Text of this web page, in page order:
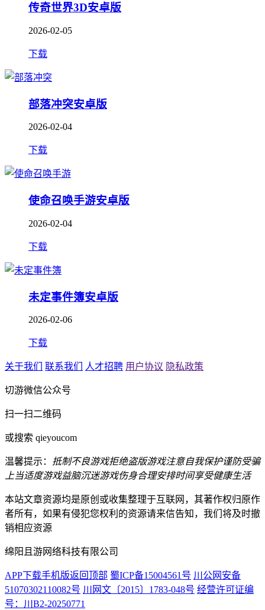
传奇世界3D安卓版
2026-02-05
下载
部落冲突安卓版
2026-02-04
下载
使命召唤手游安卓版
2026-02-04
下载
未定事件簿安卓版
2026-02-06
下载
关于我们 联系我们 人才招聘 用户协议 隐私政策
切游微信公众号
扫一扫二维码
或搜索 qieyoucom
温馨提示： 抵制不良游戏拒绝盗版游戏注意自我保护谨防受骗
上当适度游戏益脑沉迷游戏伤身合理安排时间享受健康生活
本站文章资源均是原创或收集整理于互联网，其著作权归原作
者所有，如果有侵犯您权利的资源请来信告知，我们将及时撤
销相应资源
绵阳且游网络科技有限公司
APP下载手机版返回顶部 蜀ICP备15004561号 川公网安备
51070302110082号 川网文〔2015〕1783-048号 经营许可证编
号：川B2-20250771